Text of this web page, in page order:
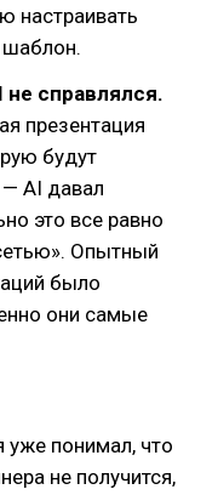
настраивать
шаблон.
справлялся.
презентация
будут
— AI давал
это все равно
Опытный
было
они самые
уже понимал, что
не получится,